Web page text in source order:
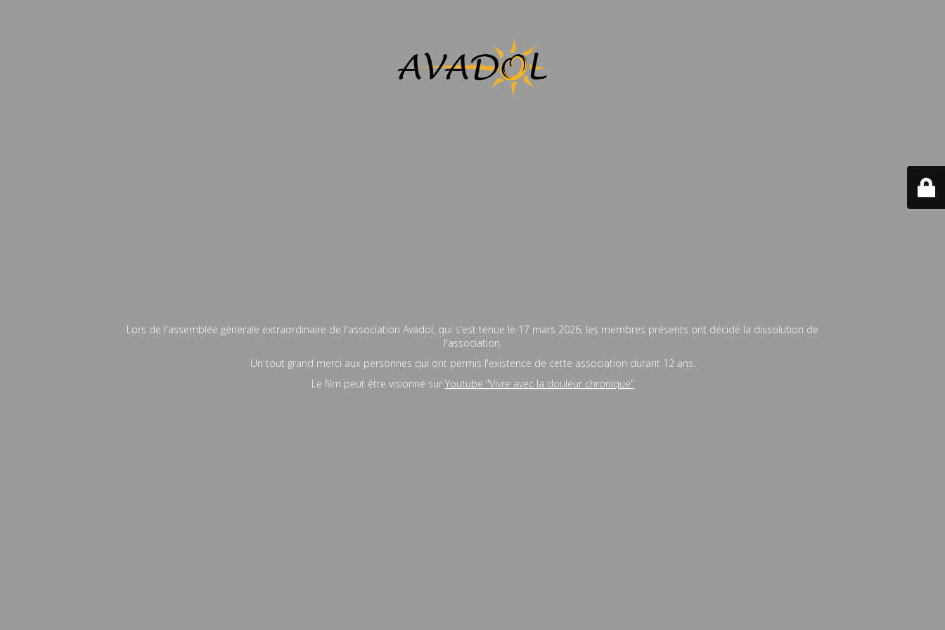
Lors de l'assemblée générale extraordinaire de l'association Avadol, qui s'est tenue le 17 mars 2026, les membres présents ont décidé la dissolution de
l'association.
Un tout grand merci aux personnes qui ont permis l'existence de cette association durant 12 ans.
Le film peut être visionné sur Youtube "Vivre avec la douleur chronique"